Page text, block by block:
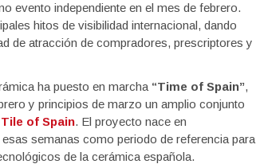
evento independiente en el mes de febrero.
hitos de visibilidad internacional, dando
de atracción de compradores, prescriptores y
ha puesto en marcha “Time of Spain”,
y principios de marzo un amplio conjunto
Tile of Spain. El proyecto nace en
semanas como periodo de referencia para
de la cerámica española.